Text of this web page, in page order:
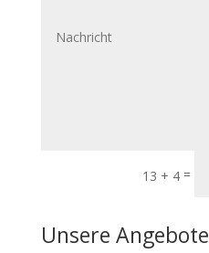
13 + 4 =
Unsere Angebote